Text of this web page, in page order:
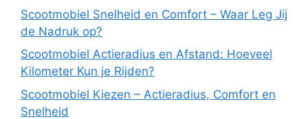
Scootmobiel Snelheid en Comfort – Waar Leg Jij
de Nadruk op?
Scootmobiel Actieradius en Afstand: Hoeveel
Kilometer Kun je Rijden?
Scootmobiel Kiezen – Actieradius, Comfort en
Snelheid